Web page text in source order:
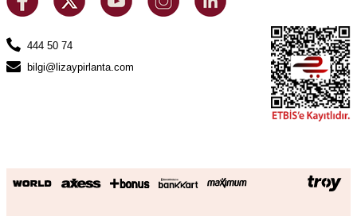
444 50 74
bilgi@lizaypirlanta.com